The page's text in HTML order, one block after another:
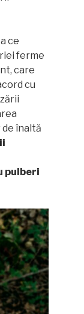
ce
ferme
care
cu
înaltă
pulberi